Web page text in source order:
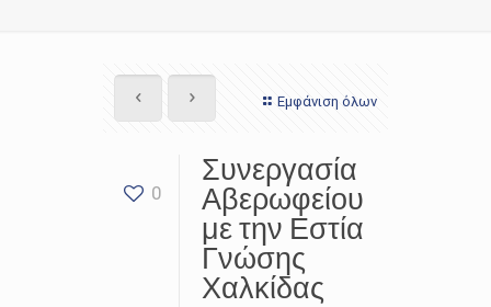
Εμφάνιση όλων
0
Συνεργασία
Αβερωφείου
με την Εστία
Γνώσης
Χαλκίδας